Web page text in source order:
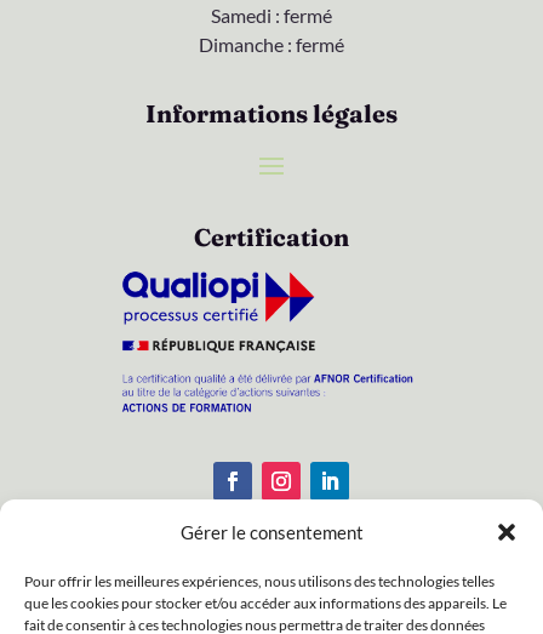
Gérer le consentement
Pour offrir les meilleures expériences, nous utilisons des technologies telles
que les cookies pour stocker et/ou accéder aux informations des appareils. Le
fait de consentir à ces technologies nous permettra de traiter des données
Samedi : fermé
Dimanche : fermé
Informations légales
Certification
Enregistrements : N° APE : 8559A – N° Siret :